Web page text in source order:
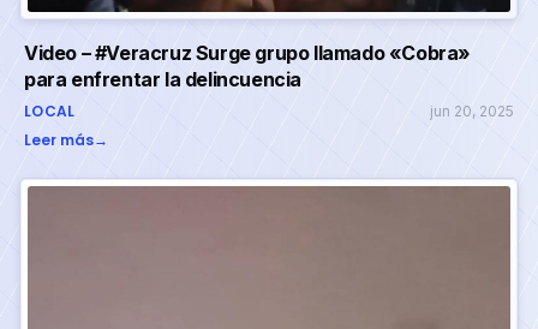
Video – #Veracruz Surge grupo llamado «Cobra»
para enfrentar la delincuencia
LOCAL jun 20, 2025
Leer más→